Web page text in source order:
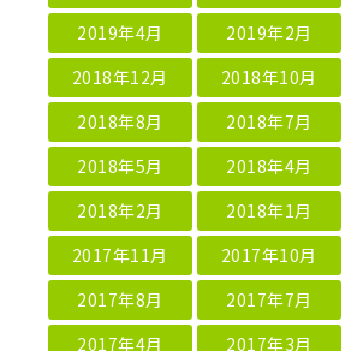
2019年4月
2019年2月
2018年12月
2018年10月
2018年8月
2018年7月
2018年5月
2018年4月
2018年2月
2018年1月
2017年11月
2017年10月
2017年8月
2017年7月
2017年4月
2017年3月